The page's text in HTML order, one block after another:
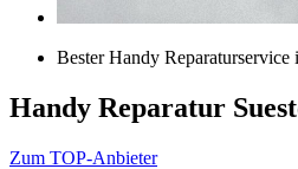
Bester Handy Reparaturservice
Handy Reparatur
Zum TOP-Anbieter